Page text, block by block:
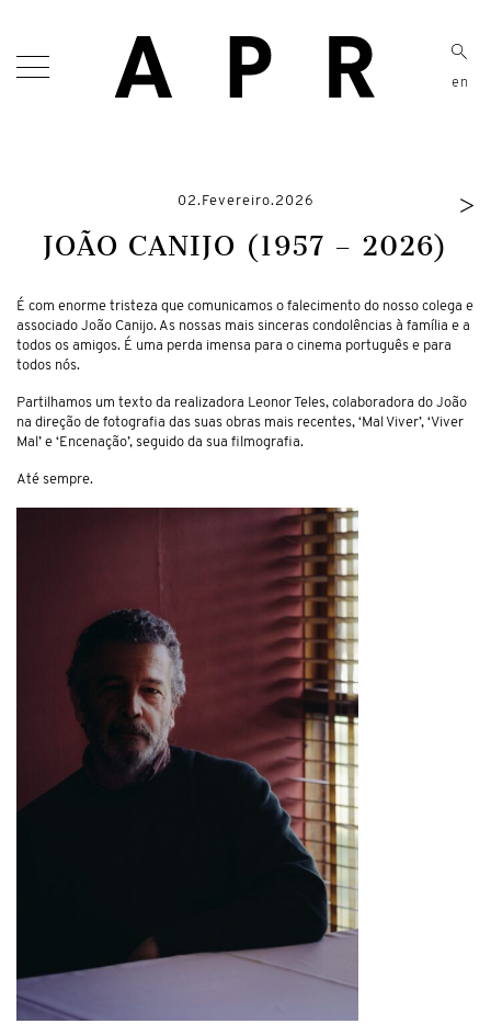
en
02.Fevereiro.2026
JOÃO CANIJO (1957 – 2026)
É com enorme tristeza que comunicamos o falecimento do nosso colega e
associado João Canijo. As nossas mais sinceras condolências à família e a
todos os amigos. É uma perda imensa para o cinema português e para
todos nós.
Partilhamos um texto da realizadora Leonor Teles, colaboradora do João
na direção de fotografia das suas obras mais recentes, ‘Mal Viver’, ‘Viver
Mal’ e ‘Encenação’, seguido da sua filmografia.
Até sempre.
>